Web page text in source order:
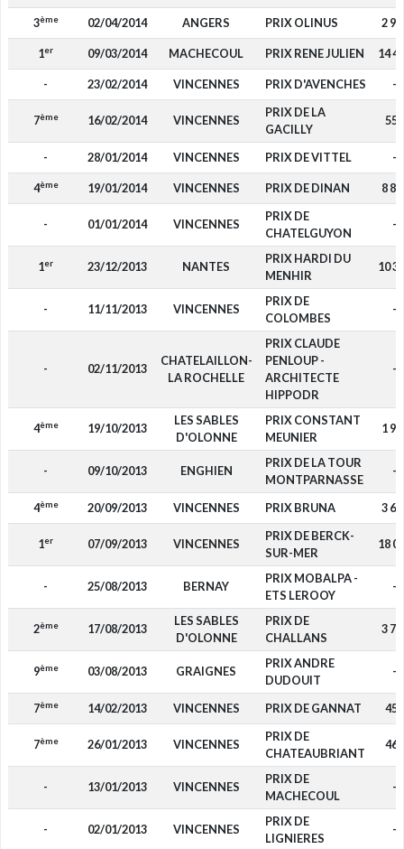
3ème 02/04/2014 ANGERS PRIX OLINUS 2
1er 09/03/2014 MACHECOUL PRIX RENE JULIEN 14
- 23/02/2014 VINCENNES PRIX D'AVENCHES -
7ème 16/02/2014 VINCENNES
PRIX DE LA
GACILLY
550
- 28/01/2014 VINCENNES PRIX DE VITTEL -
4ème 19/01/2014 VINCENNES PRIX DE DINAN 8
- 01/01/2014 VINCENNES
PRIX DE
CHATELGUYON
-
1er 23/12/2013 NANTES
PRIX HARDI DU
MENHIR
10
- 11/11/2013 VINCENNES
PRIX DE
COLOMBES
-
- 02/11/2013
CHATELAILLON-
LA ROCHELLE
PRIX CLAUDE
PENLOUP -
ARCHITECTE
HIPPODR
-
4ème 19/10/2013
LES SABLES
D'OLONNE
PRIX CONSTANT
MEUNIER
1
- 09/10/2013 ENGHIEN
PRIX DE LA TOUR
MONTPARNASSE
-
4ème 20/09/2013 VINCENNES PRIX BRUNA 3
1er 07/09/2013 VINCENNES
PRIX DE BERCK-
SUR-MER
18
- 25/08/2013 BERNAY
PRIX MOBALPA -
ETS LEROOY
-
2ème 17/08/2013
LES SABLES
D'OLONNE
PRIX DE
CHALLANS
3
9ème 03/08/2013 GRAIGNES
PRIX ANDRE
DUDOUIT
-
7ème 14/02/2013 VINCENNES PRIX DE GANNAT 450
7ème 26/01/2013 VINCENNES
PRIX DE
CHATEAUBRIANT
460
- 13/01/2013 VINCENNES
PRIX DE
MACHECOUL
-
- 02/01/2013 VINCENNES
PRIX DE
LIGNIERES
-